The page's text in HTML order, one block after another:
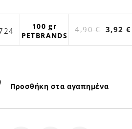
100 gr
PETBRANDS
4,90 € 3,92 €
Προσθήκη στα αγαπημένα